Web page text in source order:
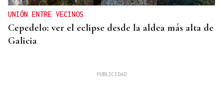
UNIÓN ENTRE VECINOS
Cepedelo: ver el eclipse desde la aldea más alta de
Galicia